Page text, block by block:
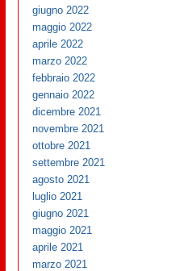
giugno 2022
maggio 2022
aprile 2022
marzo 2022
febbraio 2022
gennaio 2022
dicembre 2021
novembre 2021
ottobre 2021
settembre 2021
agosto 2021
luglio 2021
giugno 2021
maggio 2021
aprile 2021
marzo 2021